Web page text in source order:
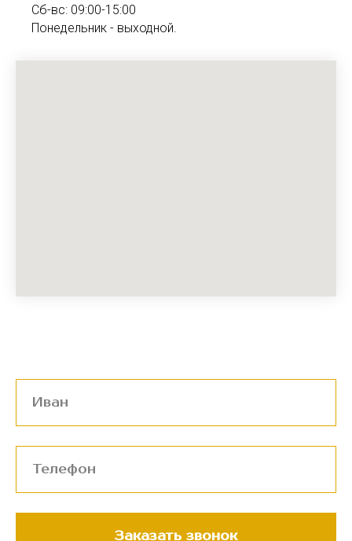
Сб-вс: 09:00-15:00
Понедельник - выходной.
Заказать звонок